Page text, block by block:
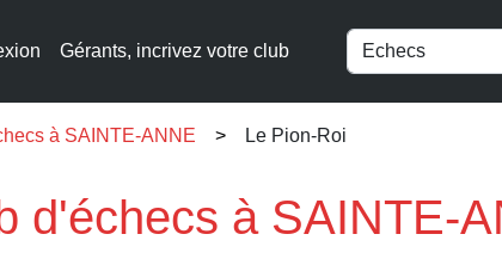
Gérants, incrivez votre club
à SAINTE-ANNE Le Pion-Roi
d'échecs à SAINTE-